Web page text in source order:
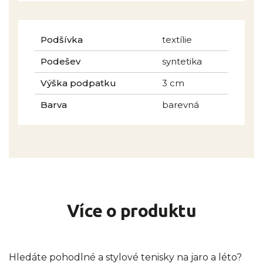
Podšívka
textílie
Podešev
syntetika
Výška podpatku
3 cm
Barva
barevná
Více o produktu
Hledáte pohodlné a stylové tenisky na jaro a léto?